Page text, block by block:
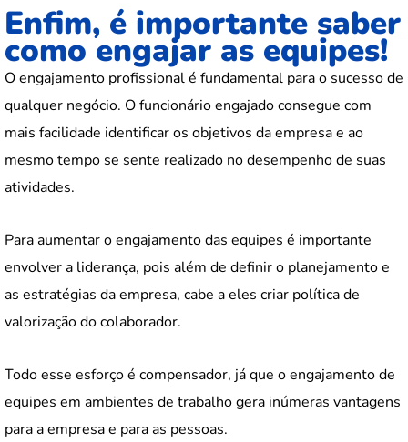
Enfim, é importante saber
como engajar as equipes!
O engajamento profissional é fundamental para o sucesso de
qualquer negócio. O funcionário engajado consegue com
mais facilidade identificar os objetivos da empresa e ao
mesmo tempo se sente realizado no desempenho de suas
atividades.
Para aumentar o engajamento das equipes é importante
envolver a liderança, pois além de definir o planejamento e
as estratégias da empresa, cabe a eles criar política de
valorização do colaborador.
Todo esse esforço é compensador, já que o engajamento de
equipes em ambientes de trabalho gera inúmeras vantagens
para a empresa e para as pessoas.